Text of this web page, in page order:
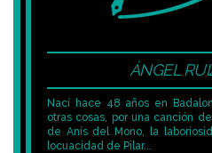
ÁNGEL
Nací hace 48 años en
otras cosas, por una canción
de Anís del Mono, la
locuacidad de Pilar...